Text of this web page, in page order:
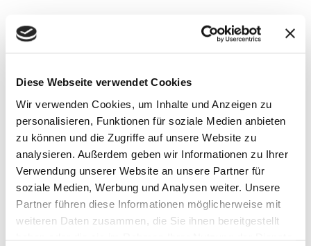
Diese Webseite verwendet Cookies
Wir verwenden Cookies, um Inhalte und Anzeigen zu
personalisieren, Funktionen für soziale Medien anbieten
zu können und die Zugriffe auf unsere Website zu
analysieren. Außerdem geben wir Informationen zu Ihrer
Verwendung unserer Website an unsere Partner für
soziale Medien, Werbung und Analysen weiter. Unsere
Partner führen diese Informationen möglicherweise mit
weiteren Daten zusammen, die Sie ihnen bereitgestellt
3,5to (bis 25m³) für 235,00 €
7,5to (bis 35m³) für 295,00 €
Beispielangebote inkl. Anfahrt:
3,5to. mit 2 Mann und 3 Stunden für 395,00 €
3,5to. mit 2 Mann und 4 Stunden für 485,00 €
7,5 to. mit 4 Mann und 8 Stunden für 1.790,00 €
Zusätzliche Informationen: